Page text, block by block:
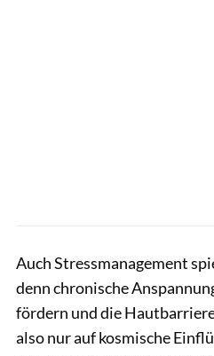
Auch Stressmanagement
denn chronische
fördern und die
also nur auf kosmische